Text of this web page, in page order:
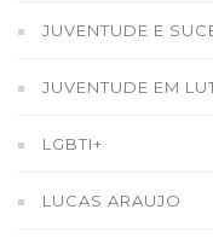
JUVENTUDE E
JUVENTUDE EM
LGBTI+
LUCAS ARAUJO